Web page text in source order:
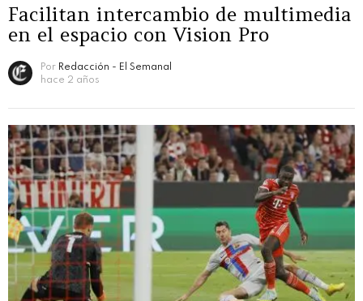
Facilitan intercambio de multimedia
en el espacio con Vision Pro
Por Redacción - El Semanal
hace 2 años